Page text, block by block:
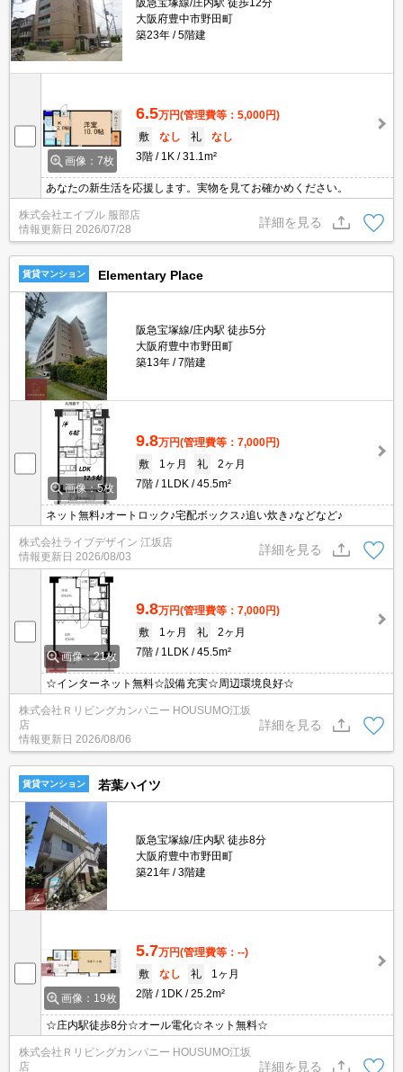
阪急宝塚線/庄内駅 徒歩12分
大阪府豊中市野田町
築23年
5階建
画像：7枚
6.5万円(管理費等：5,000円)
敷
なし 礼
なし
3階
1K 31.1m²
あなたの新生活を応援します。実物を見てお確かめください。
株式会社エイブル 服部店
情報更新日 2026/07/28
詳細を見る
賃貸マンション Elementary Place
阪急宝塚線/庄内駅 徒歩5分
大阪府豊中市野田町
築13年
7階建
画像：5枚
9.8万円(管理費等：7,000円)
敷
1ヶ月 礼
2ヶ月
7階
1LDK 45.5m²
ネット無料♪オートロック♪宅配ボックス♪追い炊き♪などなど♪
株式会社ライブデザイン 江坂店
情報更新日 2026/08/03
詳細を見る
画像：21枚
9.8万円(管理費等：7,000円)
敷
1ヶ月 礼
2ヶ月
7階
1LDK 45.5m²
☆インターネット無料☆設備充実☆周辺環境良好☆
株式会社Ｒリビングカンパニー HOUSUMO江坂
店
情報更新日 2026/08/06
詳細を見る
賃貸マンション 若葉ハイツ
阪急宝塚線/庄内駅 徒歩8分
大阪府豊中市野田町
築21年
3階建
画像：19枚
5.7万円(管理費等：--)
敷
なし 礼
1ヶ月
2階
1DK 25.2m²
☆庄内駅徒歩8分☆オール電化☆ネット無料☆
株式会社Ｒリビングカンパニー HOUSUMO江坂
店
詳細を見る